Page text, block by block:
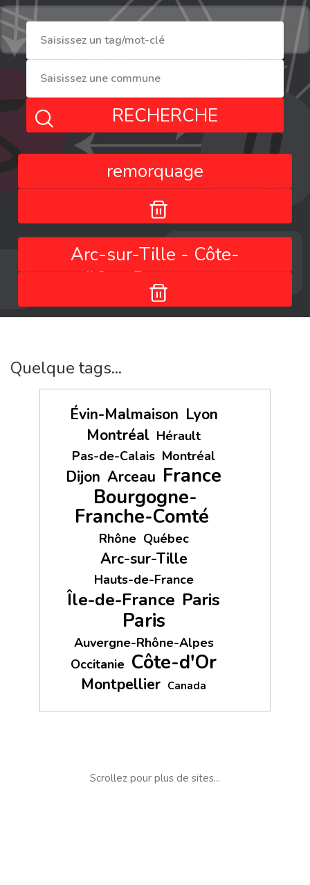
RECHERCHE
remorquage
Arc-sur-Tille - Côte-
d'Or - Bourgogne-
Franche-Comté -
Quelque tags...
Évin-Malmaison Lyon
Montréal Hérault
Pas-de-Calais Montréal
Dijon Arceau France
Bourgogne-
Franche-Comté
Rhône Québec
Arc-sur-Tille
Hauts-de-France
Île-de-France Paris
Paris
Auvergne-Rhône-Alpes
Occitanie Côte-d'Or
Montpellier Canada
Scrollez pour plus de sites...